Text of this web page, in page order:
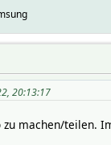
20:13:17
machen/teilen.